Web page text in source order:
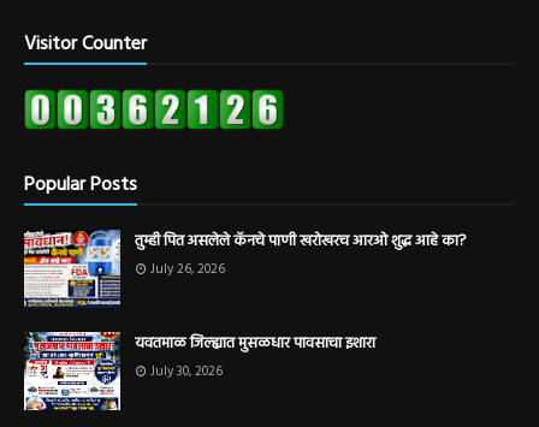
Visitor Counter
Popular Posts
तुम्ही पित असलेले कॅनचे पाणी खरोखरच आरओ शुद्ध आहे का?
July 26, 2026
यवतमाळ जिल्ह्यात मुसळधार पावसाचा इशारा
July 30, 2026